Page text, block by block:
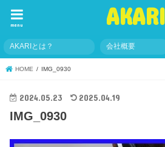
AKARI
menu
AKARIとは？ 会社概要
HOME IMG_0930
2024.05.23 2025.04.19
IMG_0930